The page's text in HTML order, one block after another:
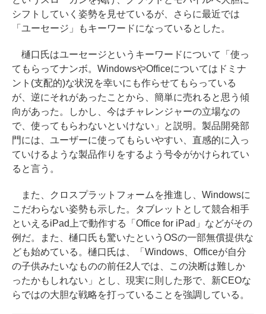
シフトしていく姿勢を見せているが、さらに最近では
「ユーセージ」もキーワードになっているとした。
樋口氏はユーセージというキーワードについて「使っ
てもらってナンボ。WindowsやOfficeについてはドミナ
ント(支配的)な状況を幸いにも作らせてもらっている
が、逆にそれがあったことから、簡単に売れると思う傾
向があった。しかし、今はチャレンジャーの立場なの
で、使ってもらわないといけない」と説明。製品開発部
門には、ユーザーに使ってもらいやすい、直感的に入っ
ていけるような製品作りをするよう号令がかけられてい
ると言う。
また、クロスプラットフォームを推進し、Windowsに
こだわらない姿勢も示した。タブレットとして競合相手
といえるiPad上で動作する「Office for iPad」などがその
例だ。また、樋口氏も驚いたというOSの一部無償提供な
ども始めている。樋口氏は、「Windows、Officeが自分
の子供みたいなものの前任2人では、この決断は難しか
ったかもしれない」とし、現実に則した形で、新CEOな
らではの大胆な戦略を打っていることを強調している。